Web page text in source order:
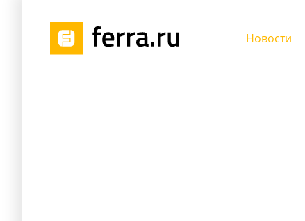
Новости